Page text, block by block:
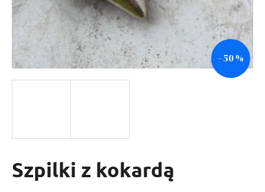
Szpilki z kokardą
–50 %
SZUKAJ
e
a
m